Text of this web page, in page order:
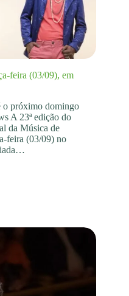
feira (03/09), em
o próximo domingo
A 23ª edição do
da Música de
feira (03/09) no